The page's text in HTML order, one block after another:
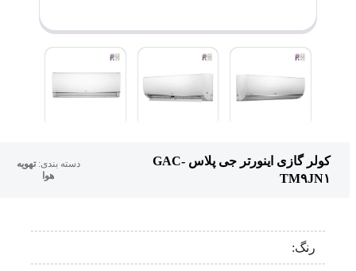
کولر گازی اینورتر جی پلاس GAC-
TM۹JN۱
دسته بندی:تهویه
هوا
رنگ: